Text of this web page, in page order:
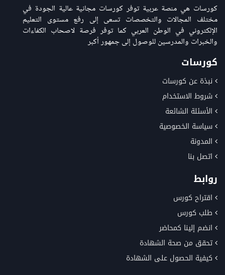
كورسات هي منصة عربية توفر كورسات مجانية عالية الجودة في
مختلف المجالات والتخصصات تسعى إلى رفع مستوى التعليم
الإلكتروني في الوطن العربي كما توفر فرصة لاصحاب الكفاءات
والخبرات والمدرسين للوصول إلى جمهور أكبر
كورسات
نبذة عن كورسات
شروط الاستخدام
الأسئلة الشائعة
سياسة الخصوصية
المدونة
اتصل بنا
روابط
اقتراح كورس
طلب كورس
انضم إلينا كمحاضر
تحقق من صحة الشهادة
كيفية الحصول على الشهادة